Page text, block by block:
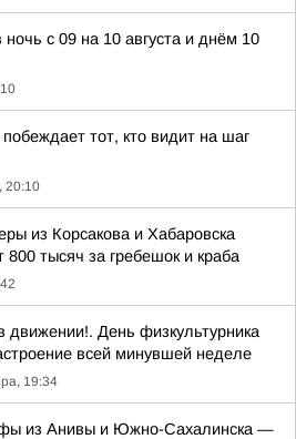
ночь с 09 на 10 августа и днём 10
тот, кто видит на шаг
20:10
из Корсакова и Хабаровска
800 тысяч за гребешок и краба
День физкультурника
всей минувшей неделе
19:34
из Анивы и Южно-Сахалинска —